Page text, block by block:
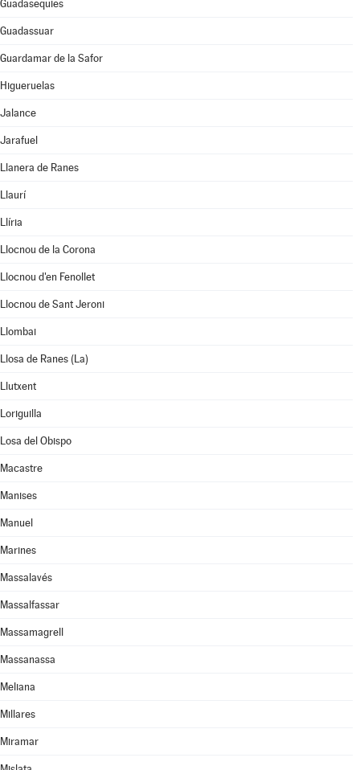
Guadasequies
Guadassuar
Guardamar de la Safor
Higueruelas
Jalance
Jarafuel
Llanera de Ranes
Llaurí
Llíria
Llocnou de la Corona
Llocnou d'en Fenollet
Llocnou de Sant Jeroni
Llombai
Llosa de Ranes (La)
Llutxent
Loriguilla
Losa del Obispo
Macastre
Manises
Manuel
Marines
Massalavés
Massalfassar
Massamagrell
Massanassa
Meliana
Millares
Miramar